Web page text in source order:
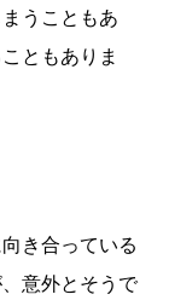
うこともあ
ともありま
き合っている
意外とそうで